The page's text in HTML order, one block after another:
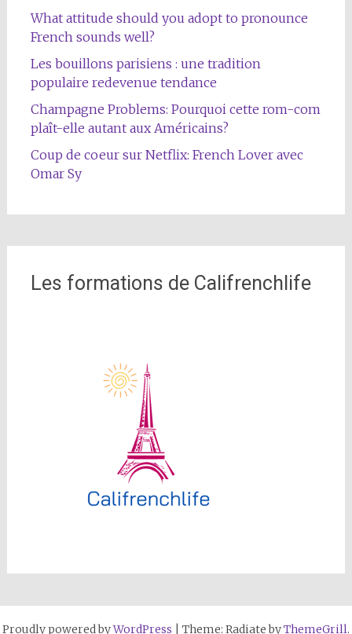
What attitude should you adopt to pronounce
French sounds well?
Les bouillons parisiens : une tradition
populaire redevenue tendance
Champagne Problems: Pourquoi cette rom-com
plaît-elle autant aux Américains?
Coup de coeur sur Netflix: French Lover avec
Omar Sy
Les formations de Califrenchlife
Proudly powered byWordPress Theme: Radiate byThemeGrill.